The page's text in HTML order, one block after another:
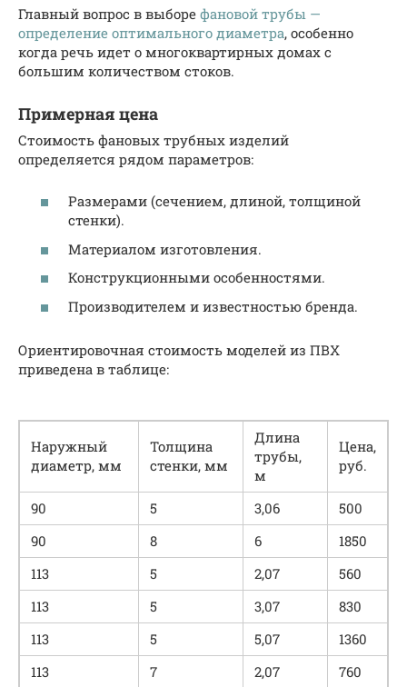
Главный вопрос в выборе фановой трубы —
определение оптимального диаметра, особенно
когда речь идет о многоквартирных домах с
большим количеством стоков.
Примерная цена
Стоимость фановых трубных изделий
определяется рядом параметров:
Размерами (сечением, длиной, толщиной
стенки).
Материалом изготовления.
Конструкционными особенностями.
Производителем и известностью бренда.
Ориентировочная стоимость моделей из ПВХ
приведена в таблице:
Наружный
диаметр, мм
Толщина
стенки, мм
Длина
трубы,
м
Цена,
руб.
90 5 3,06
500
90
8 6
1850
113
5 2,07
560
113
5 3,07
830
113
5 5,07
1360
113
7 2,07
760